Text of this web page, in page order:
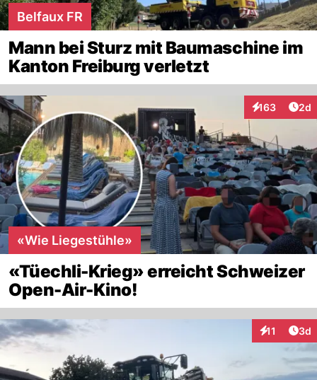
Belfaux FR
Mann bei Sturz mit Baumaschine im
Kanton Freiburg verletzt
163
Interaktionen
2d
«Wie Liegestühle»
«Tüechli-Krieg» erreicht Schweizer
Open-Air-Kino!
11 3d